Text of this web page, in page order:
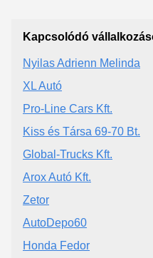
Kapcsolódó
Nyilas Adrienn Melinda
XL Autó
Pro-Line Cars Kft.
Kiss és Társa 69-70 Bt.
Global-Trucks Kft.
Arox Autó Kft.
Zetor
AutoDepo60
Honda Fedor